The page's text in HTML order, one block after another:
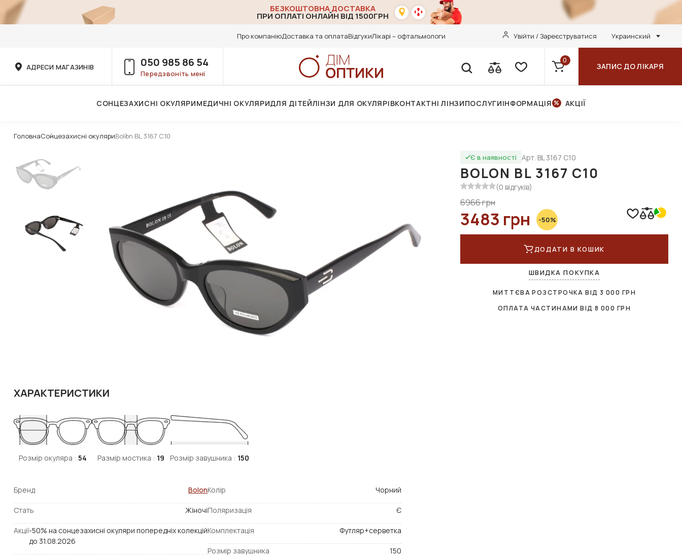
БЕЗКОШТОВНА ДОСТАВКА
ПРИ ОПЛАТІ ОНЛАЙН ВІД 1500ГРН
Про компаніюДоставка та оплатаВідгукиЛікарі – офтальмологи Увійти / Зареєструватися Украинский
АДРЕСИ МАГАЗИНІВ 050 985 86 54
Передзвоніть мені
0
ЗАПИС ДО ЛІКАРЯ
СОНЦЕЗАХИСНІ ОКУЛЯРИМЕДИЧНІ ОКУЛЯРИДЛЯ ДІТЕЙЛІНЗИ ДЛЯ ОКУЛЯРІВКОНТАКТНІ ЛІНЗИПОСЛУГИІНФОРМАЦІЯ АКЦІЇ
ГоловнаСонцезахисні окуляриBolon BL 3167 C10
Є в наявності Арт. BL 3167 C10
BOLON BL 3167 C10
(0 відгуків)
6966 грн
3483 грн -50%
ДОДАТИ В КОШИК
ШВИДКА ПОКУПКА
МИТТЄВА РОЗСТРОЧКА ВІД 3 000 ГРН
ОПЛАТА ЧАСТИНАМИ ВІД8 000 ГРН
ХАРАКТЕРИСТИКИ
Розмір окуляра : 54 Размір мостика : 19 Розмір завушника : 150
Бренд Bolon
Стать Жіночі
Акції-50% на сонцезахисні окуляри попередніх колекцій
до 31.08.2026
Колір Чорний
Поляризація Є
Комплектація Футляр+серветка
Розмір завушника 150